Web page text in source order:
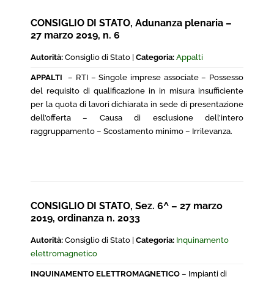
CONSIGLIO DI STATO, Adunanza plenaria –
27 marzo 2019, n. 6
Autorità: Consiglio di Stato | Categoria: Appalti
APPALTI– RTI – Singole imprese associate – Possesso
del requisito di qualificazione in in misura insufficiente
per la quota di lavori dichiarata in sede di presentazione
dell’offerta – Causa di esclusione dell’intero
raggruppamento – Scostamento minimo – Irrilevanza.
CONSIGLIO DI STATO, Sez. 6^ – 27 marzo
2019, ordinanza n. 2033
Autorità: Consiglio di Stato | Categoria: Inquinamento
elettromagnetico
INQUINAMENTO ELETTROMAGNETICO – Impianti di